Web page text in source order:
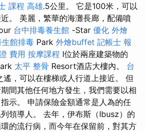
課程 高雄.5公里。 它是100米，可以
。 美麗，繁華的海灘長廊，配備噴
台中排毒養生館 -Star 優化 外燴
生館排毒 Park 外燴buffet 記帳士 報
費用 按摩課程 I位於兩座建築物的
太平 整骨 Resort酒店大樓內。 台
遙，可以在樓梯或人行道上接近。 但
間其他任何地方發生，我們需要以相
示。 申請保險金額通常是人為的任
領導人。 去年，伊布斯（Ibusz）的
的流行病，而今年在保留前，對其方